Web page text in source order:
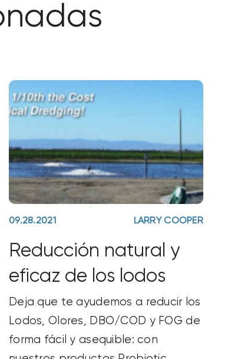
09.28.2021 LARRY COOPER
Reducción natural y
eficaz de los lodos
Deja que te ayudemos a reducir los
Lodos, Olores, DBO/COD y FOG de
forma fácil y asequible: con